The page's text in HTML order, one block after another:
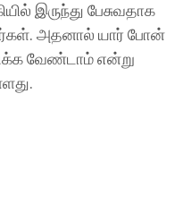
இருந்து பேசுவதாக
அதனால் யார் போன்
வேண்டாம் என்று